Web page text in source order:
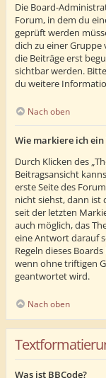
Die Board-
Forum, in dem du
geprüft werden
dich zu einer
die Beiträge erst
sichtbar werden.
du weitere
Nach oben
Wie markiere ich ein
Durch Klicken des
Beitragsansicht
erste Seite des
nicht siehst, dann ist
seit der letzten
auch möglich, das
eine Antwort darauf
Regeln dieses
wenn ohne triftigen
geantwortet wird.
Nach oben
Was ist BBCode?